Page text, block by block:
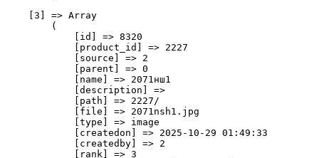
    [3] => Array
        (
            [id] => 8320
            [product_id] => 2227
            [source] => 2
            [parent] => 0
            [name] => 2071нш1
            [description] =>
            [path] => 2227/
            [file] => 2071nsh1.jpg
            [type] => image
            [createdon] => 2025-10-29 01:49:33
            [createdby] => 2
            [rank] => 3